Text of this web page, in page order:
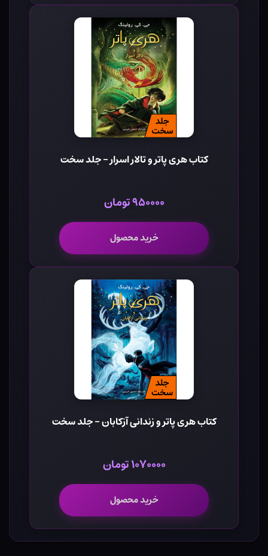
کتاب هری پاتر و تالار اسرار - جلد سخت
۹۵۰۰۰۰ تومان
خرید محصول
کتاب هری پاتر و زندانی آزکابان - جلد سخت
۱۰۷۰۰۰۰ تومان
خرید محصول